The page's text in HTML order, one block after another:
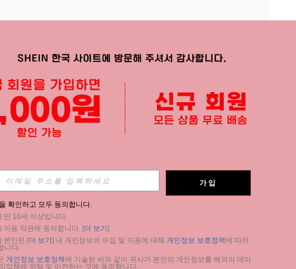
APP
요.
가입
확인하고 모두 동의합니다.
만 16세 이상입니다.
이용 약관에 동의합니다. [더 보기 ]
본인은 [더 보기 ] 내 개인정보의 수집 및 이용에 대해 개인정보 보호정책에 따라
니다.
개인정보 보호정책에 기술된 바와 같이 귀사가 본인의 개인정보를 해외의 데이
업체에 위탁 및 이전하는 것에 동의합니다.